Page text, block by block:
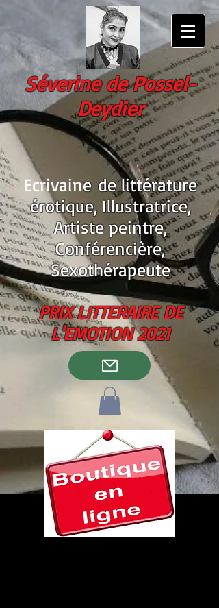
Séverinede Possel-
Deydier
Ecrivaine de littérature
érotique, Illustratrice,
Artiste peintre,
Conférencière,
Sexothérapeute
PRIX LITTERAIRE DE
L'EMOTION 2021